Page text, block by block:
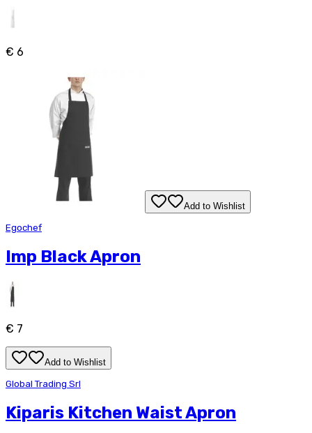
€ 6
Add to Wishlist
Egochef
Imp Black Apron
€ 7
Add to Wishlist
Global Trading Srl
Kiparis Kitchen Waist Apron